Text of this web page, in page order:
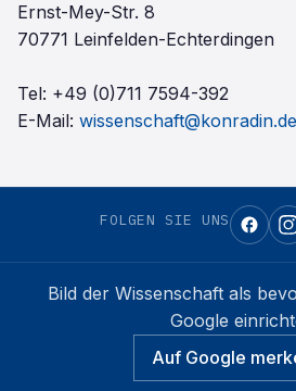
Ernst-Mey-Str. 8
70771 Leinfelden-Echterdingen
Tel: +49 (0)711 7594-392
E-Mail: wissenschaft@konradin.de
FOLGEN SIE UNS
Bild der Wissenschaft als
Google
Auf Google